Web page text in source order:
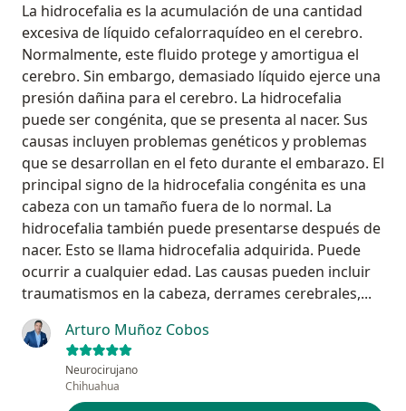
La hidrocefalia es la acumulación de una cantidad
excesiva de líquido cefalorraquídeo en el cerebro.
Normalmente, este fluido protege y amortigua el
cerebro. Sin embargo, demasiado líquido ejerce una
presión dañina para el cerebro. La hidrocefalia
puede ser congénita, que se presenta al nacer. Sus
causas incluyen problemas genéticos y problemas
que se desarrollan en el feto durante el embarazo. El
principal signo de la hidrocefalia congénita es una
cabeza con un tamaño fuera de lo normal. La
hidrocefalia también puede presentarse después de
nacer. Esto se llama hidrocefalia adquirida. Puede
ocurrir a cualquier edad. Las causas pueden incluir
traumatismos en la cabeza, derrames cerebrales,...
Arturo Muñoz Cobos
Neurocirujano
Chihuahua